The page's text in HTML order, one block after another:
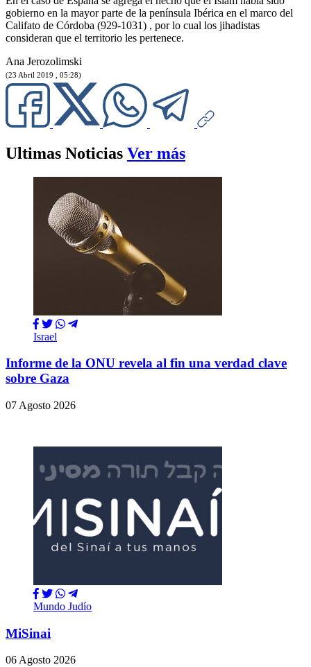
gobierno en la mayor parte de la península Ibérica en el marco del
Califato de Córdoba (929-1031) , por lo cual los jihadistas
consideran que el territorio les pertenece.
Ana Jerozolimski
(23 Abril 2019 , 05:28)
Ultimas Noticias Ver más
Israel
Informe de la ONU revela al fin una verdad clave
sobre Gaza
07 Agosto 2026
Mundo Judío
MiSinai
06 Agosto 2026